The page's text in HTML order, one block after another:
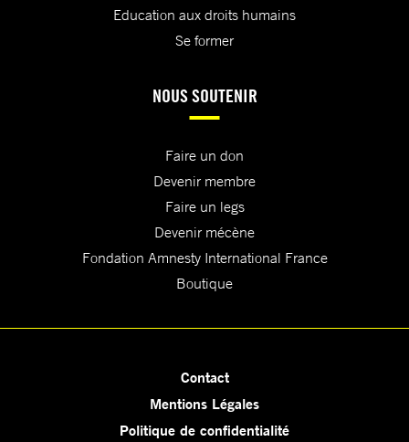
Education aux droits humains
Se former
NOUS SOUTENIR
Faire un don
Devenir membre
Faire un legs
Devenir mécène
Fondation Amnesty International France
Boutique
Contact
Mentions Légales
Politique de confidentialité